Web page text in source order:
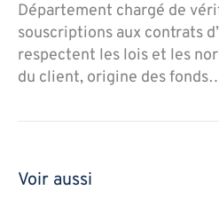
Département chargé de
souscriptions aux contrats
respectent les lois et les
du client, origine des
Voir aussi